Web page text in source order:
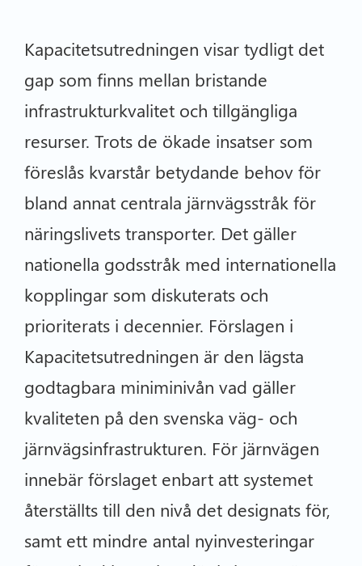
Kapacitetsutredningen visar tydligt det
gap som finns mellan bristande
infrastrukturkvalitet och tillgängliga
resurser. Trots de ökade insatser som
föreslås kvarstår betydande behov för
bland annat centrala järnvägsstråk för
näringslivets transporter. Det gäller
nationella godsstråk med internationella
kopplingar som diskuterats och
prioriterats i decennier. Förslagen i
Kapacitetsutredningen är den lägsta
godtagbara miniminivån vad gäller
kvaliteten på den svenska väg- och
järnvägsinfrastrukturen. För järnvägen
innebär förslaget enbart att systemet
återställts till den nivå det designats för,
samt ett mindre antal nyinvesteringar